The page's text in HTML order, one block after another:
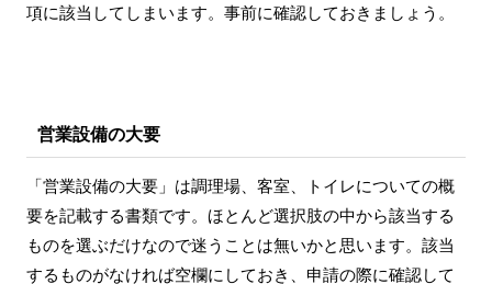
項に該当してしまいます。事前に確認しておきましょう。
営業設備の大要
「営業設備の大要」は調理場、客室、トイレについての概
要を記載する書類です。ほとんど選択肢の中から該当する
ものを選ぶだけなので迷うことは無いかと思います。該当
するものがなければ空欄にしておき、申請の際に確認して